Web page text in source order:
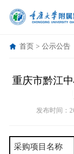
首页 > 公示公告
重庆市黔江
发布时间：
采购项目名称